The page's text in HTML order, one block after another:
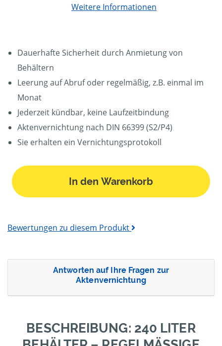
Weitere Informationen
Dauerhafte Sicherheit durch Anmietung von
Behältern
Leerung auf Abruf oder regelmäßig, z.B. einmal im
Monat
Jederzeit kündbar, keine Laufzeitbindung
Aktenvernichtung nach DIN 66399 (S2/P4)
Sie erhalten ein Vernichtungsprotokoll
In den Warenkorb
Bewertungen zu diesem Produkt
Antworten auf Ihre Fragen zur
Aktenvernichtung
BESCHREIBUNG: 240 LITER